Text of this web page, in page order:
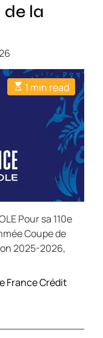
de la
1 min read
Pour sa 110e
Coupe de
2025-2026,
France Crédit